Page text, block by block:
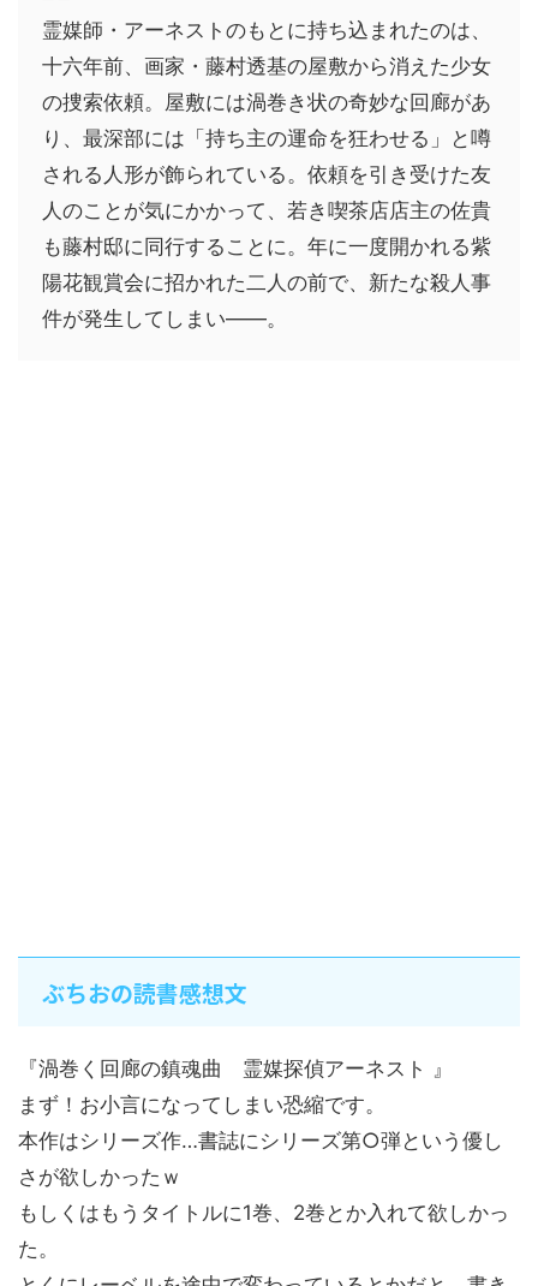
霊媒師・アーネストのもとに持ち込まれたのは、
十六年前、画家・藤村透基の屋敷から消えた少女
の捜索依頼。屋敷には渦巻き状の奇妙な回廊があ
り、最深部には「持ち主の運命を狂わせる」と噂
される人形が飾られている。依頼を引き受けた友
人のことが気にかかって、若き喫茶店店主の佐貴
も藤村邸に同行することに。年に一度開かれる紫
陽花観賞会に招かれた二人の前で、新たな殺人事
件が発生してしまい――。
ぶちおの読書感想文
『渦巻く回廊の鎮魂曲 霊媒探偵アーネスト 』
まず！お小言になってしまい恐縮です。
本作はシリーズ作…書誌にシリーズ第○弾という優し
さが欲しかったｗ
もしくはもうタイトルに1巻、2巻とか入れて欲しかっ
た。